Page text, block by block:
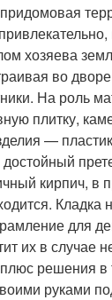
хозяева
во
На роль
плитку,
—
кирпич, в
Кладка
для
их в случае
решения в
руками